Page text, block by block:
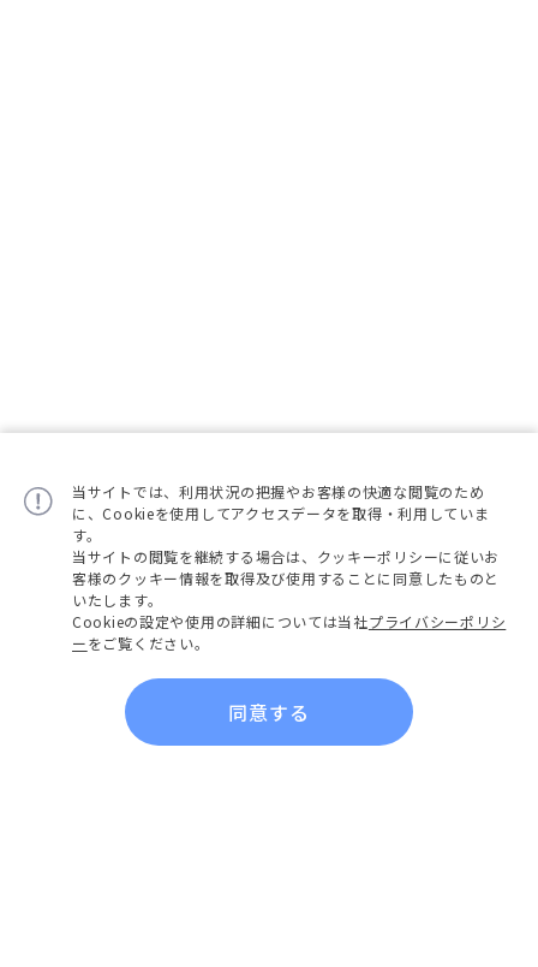
当サイトでは、利用状況の把握やお客様の快適な閲覧のため
に、Cookieを使用してアクセスデータを取得・利用していま
す。
当サイトの閲覧を継続する場合は、クッキーポリシーに従いお
客様のクッキー情報を取得及び使用することに同意したものと
いたします。
Cookieの設定や使用の詳細については当社プライバシーポリシ
ーをご覧ください。
同意する